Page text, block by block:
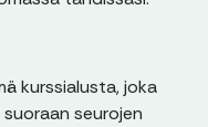
kurssialusta, joka
seurojen